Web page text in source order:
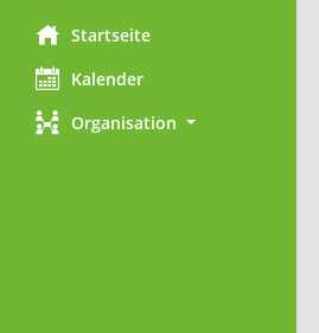
Startseite
Kalender
Organisation